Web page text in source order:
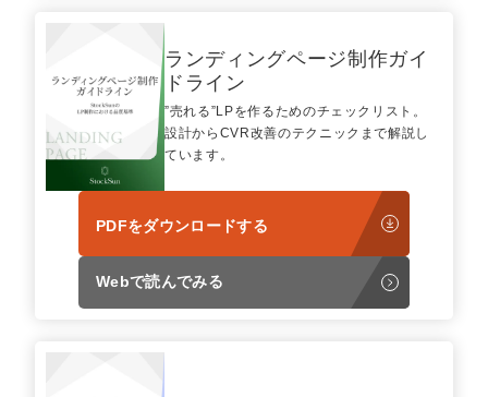
ランディングページ制作ガイ
ドライン
”売れる”LPを作るためのチェックリスト。
設計からCVR改善のテクニックまで解説し
ています。
PDFをダウンロードする
Webで読んでみる